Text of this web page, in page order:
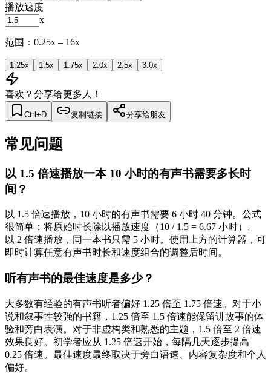
播放速度
x
范围：0.25x – 16x
1.25x 1.5x 1.75x 2.0x 2.5x 3.0x
喜欢？分享给更多人！
Ctrl+D 复制链接 分享给朋友
常见问题
以 1.5 倍速播放一本 10 小时的有声书需要多长时
间？
以 1.5 倍速播放，10 小时的有声书需要 6 小时 40 分钟。公式
很简单：将原始时长除以播放速度（10 / 1.5 = 6.67 小时）。
以 2 倍速播放，同一本书只需 5 小时。使用上方的计算器，可
即时计算任意有声书时长和速度组合的调整后时间。
听有声书的最佳速度是多少？
大多数有经验的有声书听者偏好 1.25 倍至 1.75 倍速。对于小
说和叙事性较强的书籍，1.25 倍至 1.5 倍速能保留讲故事的体
验和旁白表演。对于非虚构类和熟悉的主题，1.5 倍至 2 倍速
效果良好。初学者应从 1.25 倍速开始，每隔几天逐步提高
0.25 倍速。最佳速度最终取决于旁白语速、内容复杂度和个人
偏好。